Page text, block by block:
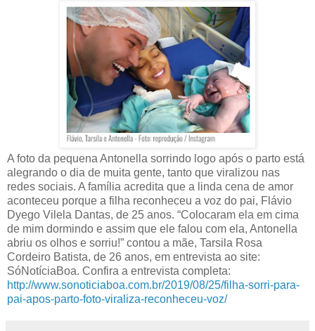
A foto da pequena Antonella sorrindo logo após o parto está
alegrando o dia de muita gente, tanto que viralizou nas
redes sociais. A família acredita que a linda cena de amor
aconteceu porque a filha reconheceu a voz do pai, Flávio
Dyego Vilela Dantas, de 25 anos. “Colocaram ela em cima
de mim dormindo e assim que ele falou com ela, Antonella
abriu os olhos e sorriu!” contou a mãe, Tarsila Rosa
Cordeiro Batista, de 26 anos, em entrevista ao site:
SóNotíciaBoa. Confira a entrevista completa:
http://www.sonoticiaboa.com.br/2019/08/25/filha-sorri-para-
pai-apos-parto-foto-viraliza-reconheceu-voz/